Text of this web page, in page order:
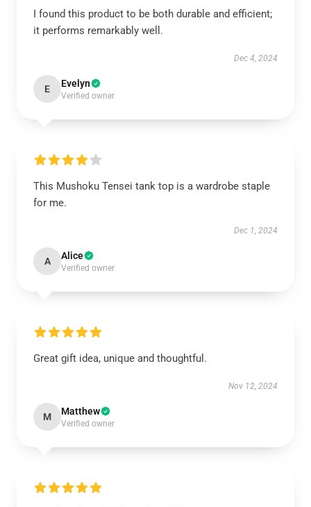
I found this product to be both durable and efficient;
it performs remarkably well.
Dec 4, 2024
E Evelyn
Verified owner
This Mushoku Tensei tank top is a wardrobe staple
for me.
Dec 1, 2024
A Alice
Verified owner
Great gift idea, unique and thoughtful.
Nov 12, 2024
M Matthew
Verified owner